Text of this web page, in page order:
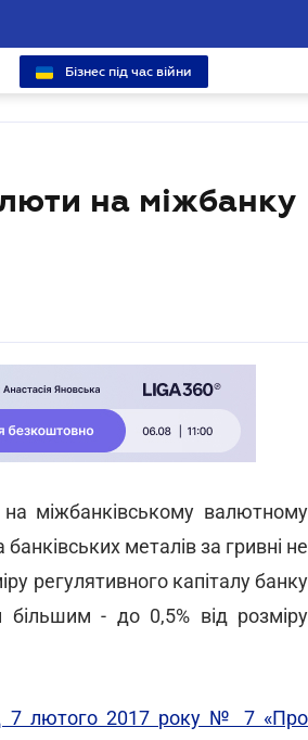
Бізнес під час війни
на міжбанку
міжбанківському валютному
металів за гривні не
регулятивного капіталу банку
більшим - до 0,5% від розміру
7 лютого 2017 року № 7 «Про